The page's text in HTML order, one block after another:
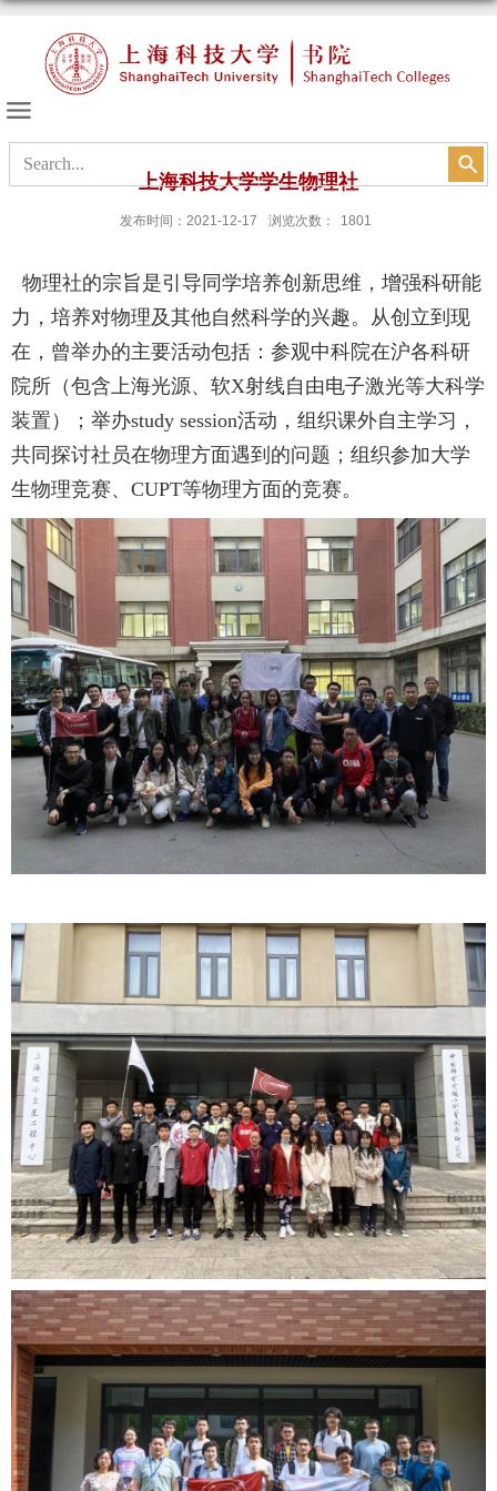
上海科技大学学生物理社
发布时间：2021-12-17 浏览次数： 1801
物理社的宗旨是引导同学培养创新思维，增强科研能
力，培养对物理及其他自然科学的兴趣。从创立到现
在，曾举办的主要活动包括：参观中科院在沪各科研
院所（包含上海光源、软X射线自由电子激光等大科学
装置）；举办study session活动，组织课外自主学习，
共同探讨社员在物理方面遇到的问题；组织参加大学
生物理竞赛、 CUPT等物理方面的竞赛。